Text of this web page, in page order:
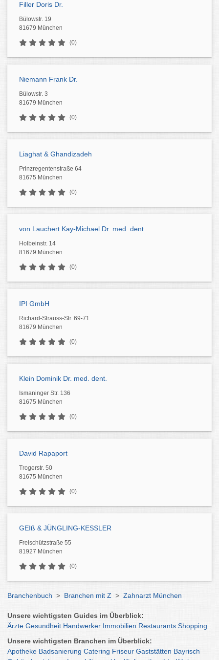
Filler Doris Dr.
Bülowstr. 19
81679 München
(0)
Niemann Frank Dr.
Bülowstr. 3
81679 München
(0)
Liaghat & Ghandizadeh
Prinzregentenstraße 64
81675 München
(0)
von Lauchert Kay-Michael Dr. med. dent
Holbeinstr. 14
81679 München
(0)
IPI GmbH
Richard-Strauss-Str. 69-71
81679 München
(0)
Klein Dominik Dr. med. dent.
Ismaninger Str. 136
81675 München
(0)
David Rapaport
Trogerstr. 50
81675 München
(0)
GEIß & JÜNGLING-KESSLER
Freischützstraße 55
81927 München
(0)
Branchenbuch > Branchen mit Z > Zahnarzt München
Unsere wichtigsten Guides im Überblick:
Ärzte Gesundheit Handwerker Immobilien Restaurants Shopping
Unsere wichtigsten Branchen im Überblick:
Apotheke Badsanierung Catering Friseur Gaststätten Bayrisch